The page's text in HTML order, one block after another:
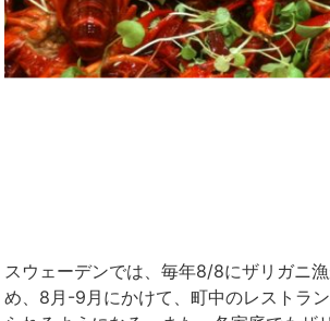
スウェーデンでは、毎年8/8にザリガニ
め、8月-9月にかけて、町中のレストラ